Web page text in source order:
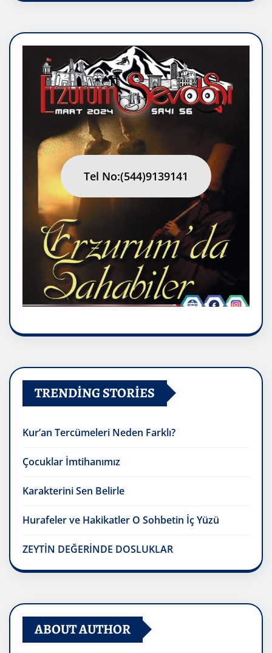
Tel No:(544)9139141
TRENDING STORIES
Kur’an Tercümeleri Neden Farklı?
Çocuklar İmtihanımız
Karakterini Sen Belirle
Hurafeler ve Hakikatler O Sohbetin İç Yüzü
ZEYTİN DEĞERİNDE DOSLUKLAR
ABOUT AUTHOR